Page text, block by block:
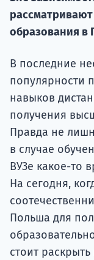
образования в
В последние
популярности
навыков
получения
Правда не
в случае
ВУЗе какое-то
На сегодня,
Польша для
стоит